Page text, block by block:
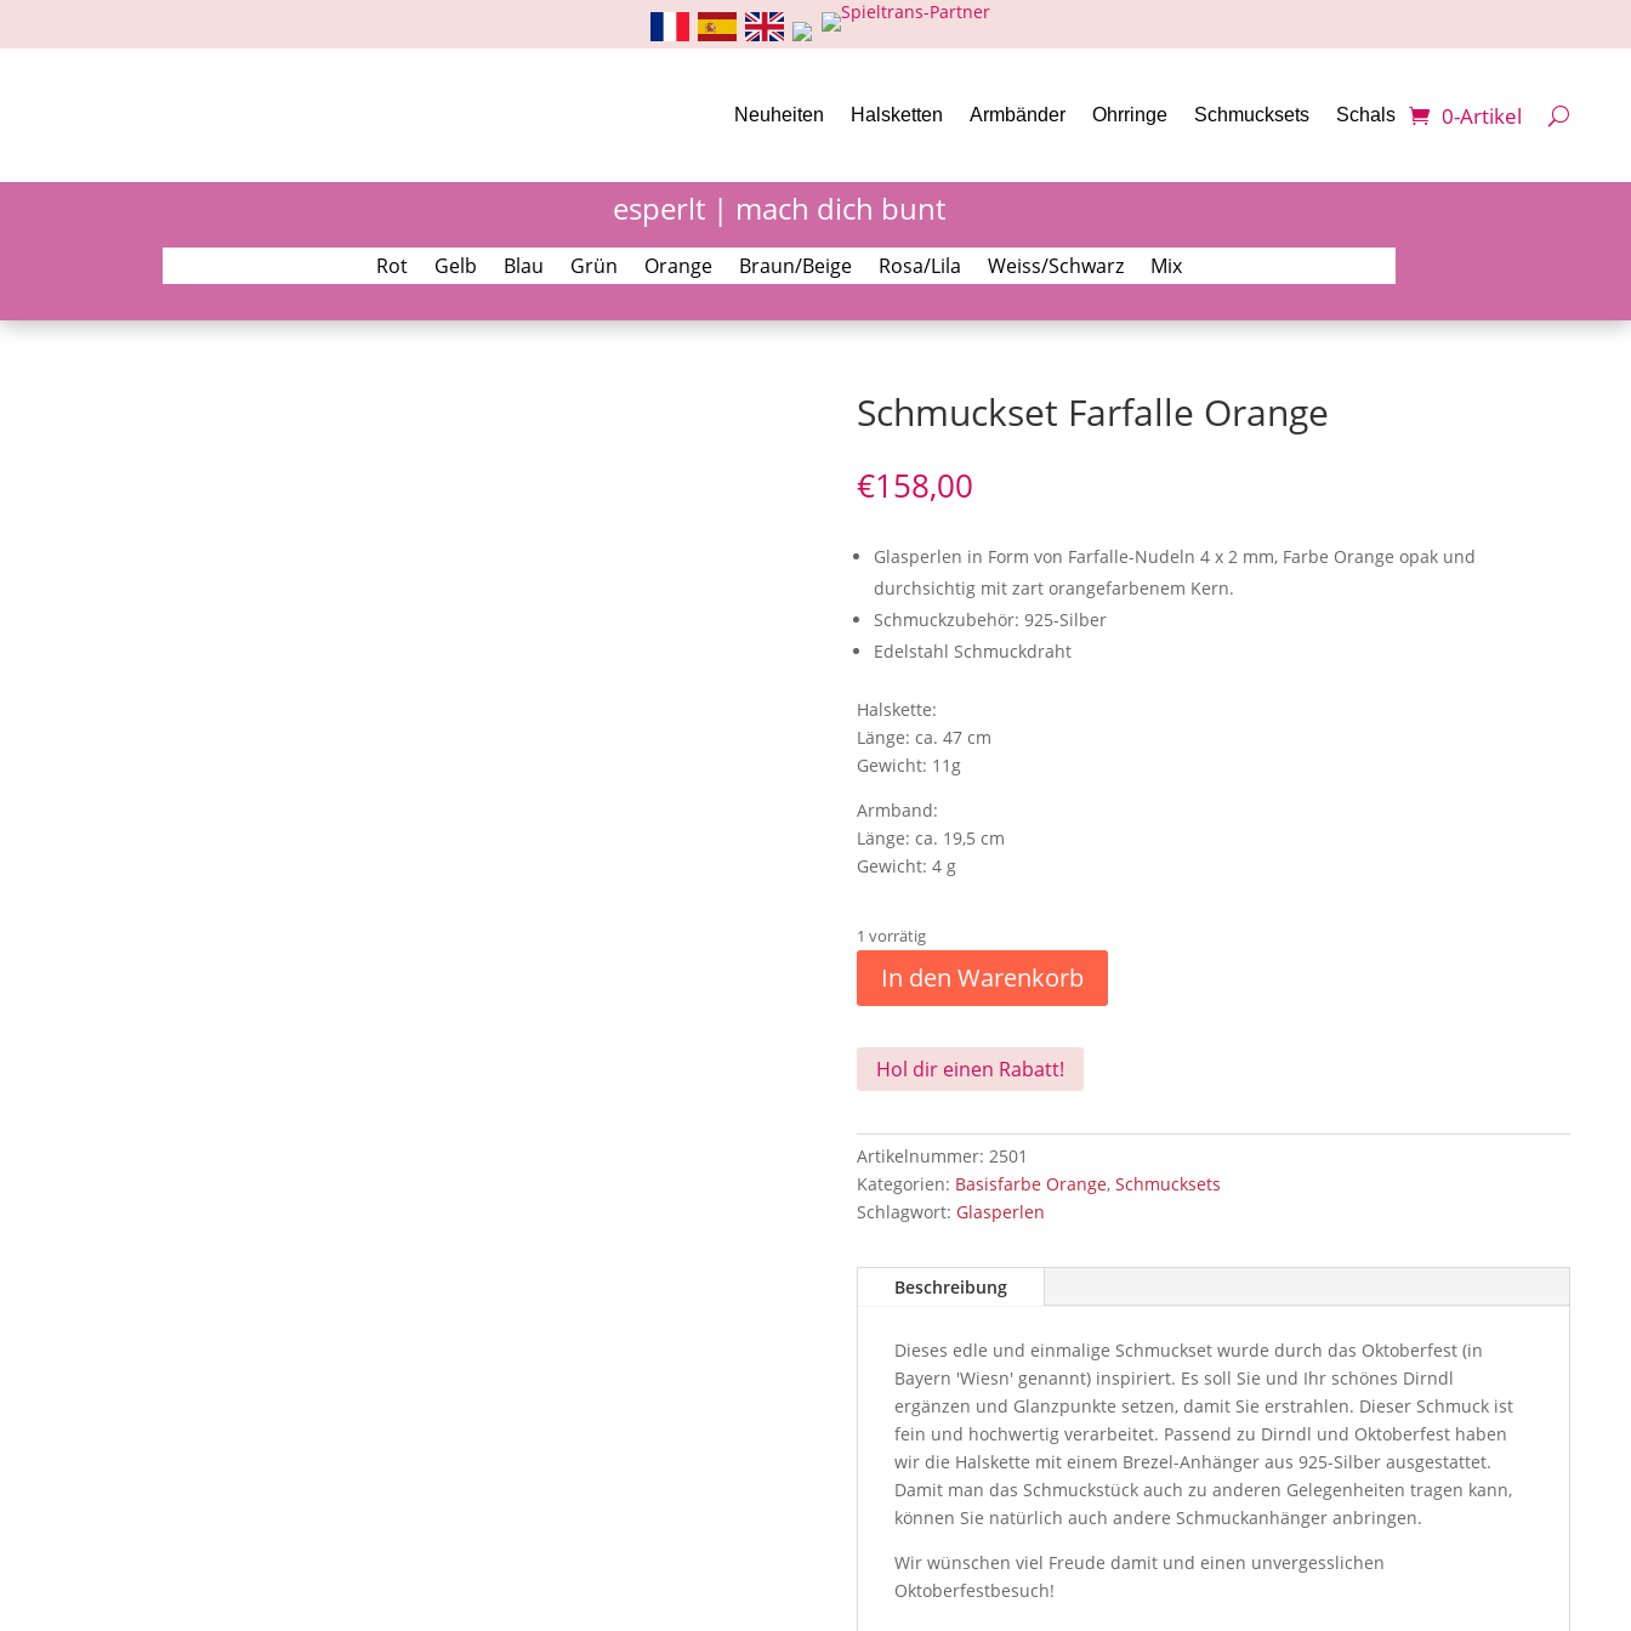
Neuheiten Halsketten Armbänder Ohrringe Schmucksets Schals 0-Artikel
esperlt | mach dich bunt
Rot Gelb Blau Grün Orange Braun/Beige Rosa/Lila Weiss/Schwarz Mix
Schmuckset Farfalle Orange
€158,00
Glasperlen in Form von Farfalle-Nudeln 4 x 2 mm, Farbe Orange opak und
durchsichtig mit zart orangefarbenem Kern.
Schmuckzubehör: 925-Silber
Edelstahl Schmuckdraht
Halskette:
Länge: ca. 47 cm
Gewicht: 11g
Armband:
Länge: ca. 19,5 cm
Gewicht: 4 g
1 vorrätig
In den Warenkorb
Hol dir einen Rabatt!
Artikelnummer: 2501
Kategorien: Basisfarbe Orange,Schmucksets
Schlagwort:Glasperlen
Beschreibung
Dieses edle und einmalige Schmuckset wurde durch das Oktoberfest (in
Bayern 'Wiesn' genannt) inspiriert. Es soll Sie und Ihr schönes Dirndl
ergänzen und Glanzpunkte setzen, damit Sie erstrahlen. Dieser Schmuck ist
fein und hochwertig verarbeitet. Passend zu Dirndl und Oktoberfest haben
wir die Halskette mit einem Brezel-Anhänger aus 925-Silber ausgestattet.
Damit man das Schmuckstück auch zu anderen Gelegenheiten tragen kann,
können Sie natürlich auch andere Schmuckanhänger anbringen.
Wir wünschen viel Freude damit und einen unvergesslichen
Oktoberfestbesuch!